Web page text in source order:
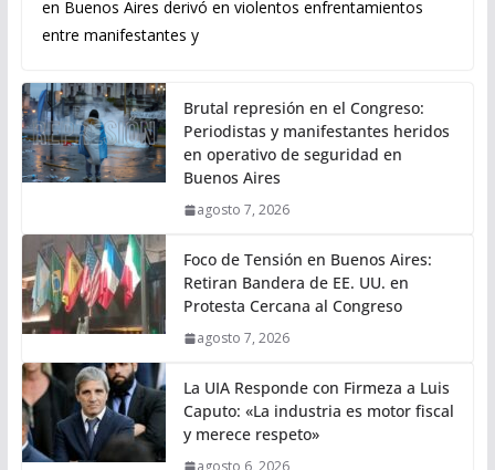
en Buenos Aires derivó en violentos enfrentamientos
entre manifestantes y
Brutal represión en el Congreso:
Periodistas y manifestantes heridos
en operativo de seguridad en
Buenos Aires
agosto 7, 2026
Foco de Tensión en Buenos Aires:
Retiran Bandera de EE. UU. en
Protesta Cercana al Congreso
agosto 7, 2026
La UIA Responde con Firmeza a Luis
Caputo: «La industria es motor fiscal
y merece respeto»